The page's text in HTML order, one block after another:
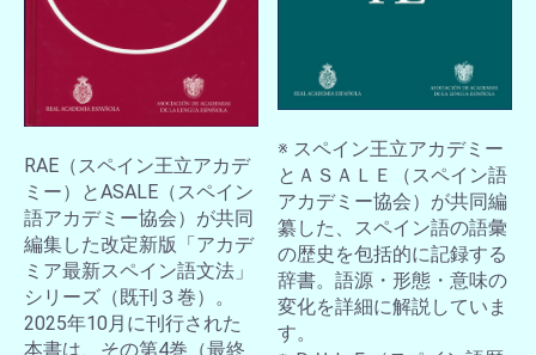
お買い物を続ける カートへ進む
RAE（スペイン王立アカデ
ミー）とASALE（スペイン
語アカデミー協会）が共同
編集した改定新版「アカデ
ミア最新スペイン語文法」
シリーズ（既刊３巻）。
2025年10月に刊行された
本書は、その第4巻（最終
※ スペイン王立アカデミー
とＡＳＡＬＥ（スペイン語
アカデミー協会）が共同編
纂した、スペイン語の語彙
の歴史を包括的に記録する
辞書。語源・形態・意味の
変化を詳細に解説していま
す。